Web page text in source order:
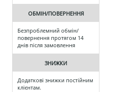
ОБМІН/ПОВЕРНЕННЯ
Безпроблемний обмін/
повернення протягом 14
днів після замовлення
ЗНИЖКИ
Додаткові знижки постійним
клієнтам.